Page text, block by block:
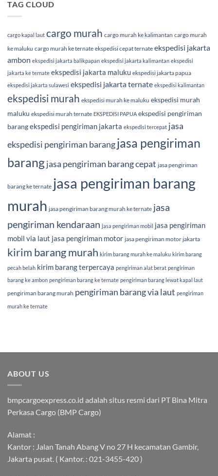
TAG CLOUD
cargo kapal laut cargo murah cargo murah ke kalimantan cargo murah
ke maluku cargo murah ke ternate ekspedisi cepat ternate ekspedisi jakarta
ambon ekspedisi jakarta balikpapan ekspedisi jakarta kalimantan ekspedisi
jakarta ke ternate ekspedisi jakarta maluku ekspedisi jakarta papua
ekspedisi jakarta sulawesi ekspedisi jakarta ternate ekspedisi kalimantan
ekspedisi murah ekspedisi murah ke maluku ekspedisi murah
maluku ekspedisi murah ternate EKSPEDISI PAPUA ekspedisi pengiriman
barangekspedisi pengiriman jakarta ekspedisi tercepat jasa
ekspedisi pengiriman barangjasa pengiriman
barangjasa pengiriman barang cepat jasa pengiriman
barang ke ternate jasa pengiriman barang
murah jasa pengiriman barang murah ke ternate jasa
pengiriman kendaraan jasa pengiriman mobil jasa pengiriman
mobil via laut jasa pengiriman motor jasa pengiriman motor jakarta
kirim barang murah kirim barang murah ke maluku kirim barang
pecah belah kirim barang terpercaya pengiriman alat berat pengiriman
barang ke ambon pengiriman barang ke ternate pengiriman barang lewat kapal laut
pengiriman barang murah pengiriman barang via laut pengiriman
murah ke ternate
ABOUT US
bmpcargoexpress.co.id adalah situs resmi dari PT Bina Mitra
Perkasa Cargo (BMP Cargo)
Alamat :
Kantor : Jalan Tanah Abang V no 27 H kecamatan Gambir,
Jakarta pusat. ( Kantor. : 021-3455-420 )